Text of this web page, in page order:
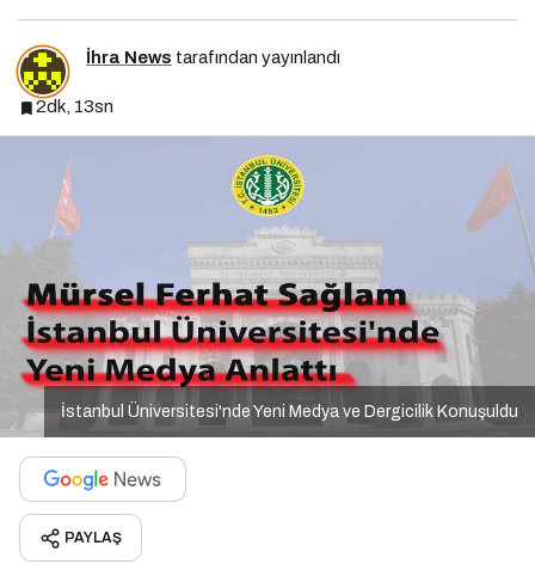
İhra News tarafından yayınlandı
2dk, 13sn
İstanbul Üniversitesi'nde Yeni Medya ve Dergicilik Konuşuldu
PAYLAŞ